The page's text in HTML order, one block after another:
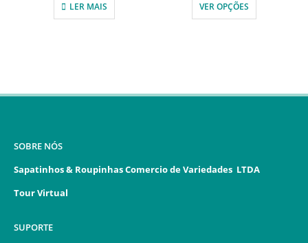
LER MAIS VER OPÇÕES
SOBRE NÓS
Sapatinhos & Roupinhas Comercio de Variedades LTDA
Tour Virtual
SUPORTE